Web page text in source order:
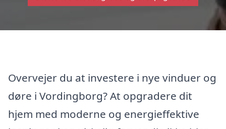
Overvejer du at investere i nye vinduer og
døre i Vordingborg? At opgradere dit
hjem med moderne og energieffektive